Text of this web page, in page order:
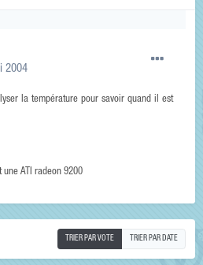
2004
la température pour savoir quand il est
ATI radeon 9200
TRIER PAR VOTE TRIER PAR DATE